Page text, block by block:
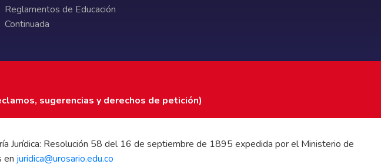
Reglamentos de Educación
Continuada
sugerencias y derechos de petición)
Jurídica: Resolución 58 del 16 de septiembre de 1895 expedida por el Ministerio de
en juridica@urosario.edu.co